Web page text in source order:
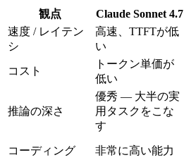
観点 Claude Sonnet 4.7
速度 / レイテン
シ
高速、TTFTが低
い
コスト
トークン単価が
低い
推論の深さ
優秀 — 大半の実
用タスクをこな
す
コーディング 非常に高い能力